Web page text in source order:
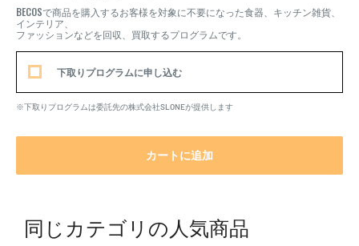
BECOSで商品を購入するお客様を対象に不要になった食器、キッチン雑貨、
インテリア、
ファッションなどを回収、買取するプログラムです。
下取りプログラムに申し込む
※下取りプログラムは委託先の株式会社SLONEが提供します
カートに追加
同じカテゴリの人気商品